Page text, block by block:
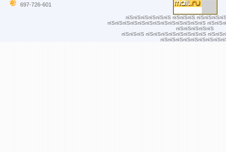
697-726-601
пїЅпїЅпїЅпїЅпїЅпїЅ пїЅпїЅпїЅ
пїЅпїЅпїЅпїЅпїЅпїЅпїЅпїЅпїЅпїЅпїЅпїЅпїЅ
пїЅпїЅпїЅпїЅпїЅ
пїЅпїЅпїЅ пїЅпїЅпїЅпїЅпїЅпїЅпїЅпїЅ